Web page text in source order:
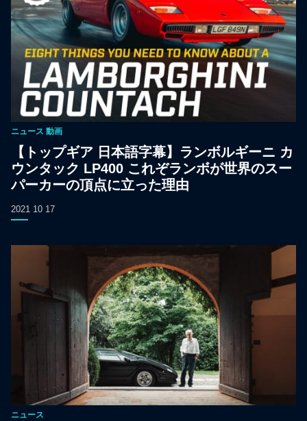
ニュース 動画
【トップギア 日本語字幕】ランボルギーニ カ
ウンタック LP400 これぞランボが世界のスー
パーカーの頂点に立った理由
2021 10 17
ニュース